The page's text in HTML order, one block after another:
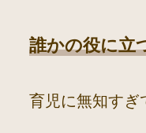
誰かの役に立
育児に無知すぎ